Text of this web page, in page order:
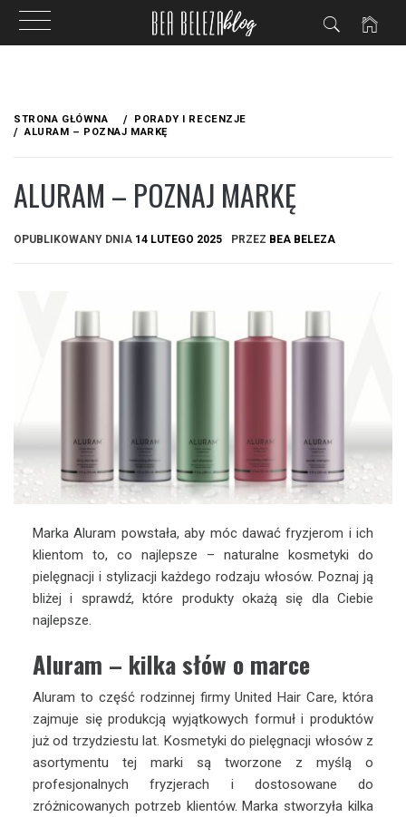
treści
STRONA GŁÓWNA
PORADY I RECENZJE
ALURAM – POZNAJ MARKĘ
ALURAM – POZNAJ MARKĘ
OPUBLIKOWANY DNIA 14 LUTEGO 2025 PRZEZ BEA BELEZA
Marka Aluram powstała, aby móc dawać fryzjerom i ich
klientom to, co najlepsze – naturalne kosmetyki do
pielęgnacji i stylizacji każdego rodzaju włosów. Poznaj ją
bliżej i sprawdź, które produkty okażą się dla Ciebie
najlepsze.
Aluram – kilka słów o marce
Aluram to część rodzinnej firmy United Hair Care, która
zajmuje się produkcją wyjątkowych formuł i produktów
już od trzydziestu lat. Kosmetyki do pielęgnacji włosów z
asortymentu tej marki są tworzone z myślą o
profesjonalnych fryzjerach i dostosowane do
zróżnicowanych potrzeb klientów. Marka stworzyła kilka